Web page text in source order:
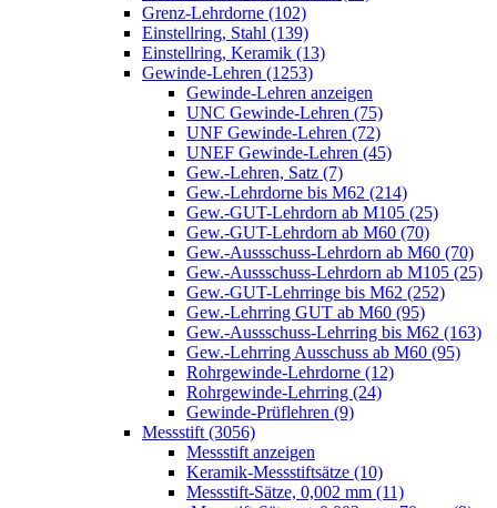
Grenz-Lehrdorne (102)
Einstellring, Stahl (139)
Einstellring, Keramik (13)
Gewinde-Lehren (1253)
Gewinde-Lehren anzeigen
UNC Gewinde-Lehren (75)
UNF Gewinde-Lehren (72)
UNEF Gewinde-Lehren (45)
Gew.-Lehren, Satz (7)
Gew.-Lehrdorne bis M62 (214)
Gew.-GUT-Lehrdorn ab M105 (25)
Gew.-GUT-Lehrdorn ab M60 (70)
Gew.-Aussschuss-Lehrdorn ab M60 (70)
Gew.-Aussschuss-Lehrdorn ab M105 (25)
Gew.-GUT-Lehrringe bis M62 (252)
Gew.-Lehrring GUT ab M60 (95)
Gew.-Aussschuss-Lehrring bis M62 (163)
Gew.-Lehrring Ausschuss ab M60 (95)
Rohrgewinde-Lehrdorne (12)
Rohrgewinde-Lehrring (24)
Gewinde-Prüflehren (9)
Messstift (3056)
Messstift anzeigen
Keramik-Messstiftsätze (10)
Messstift-Sätze, 0,002 mm (11)